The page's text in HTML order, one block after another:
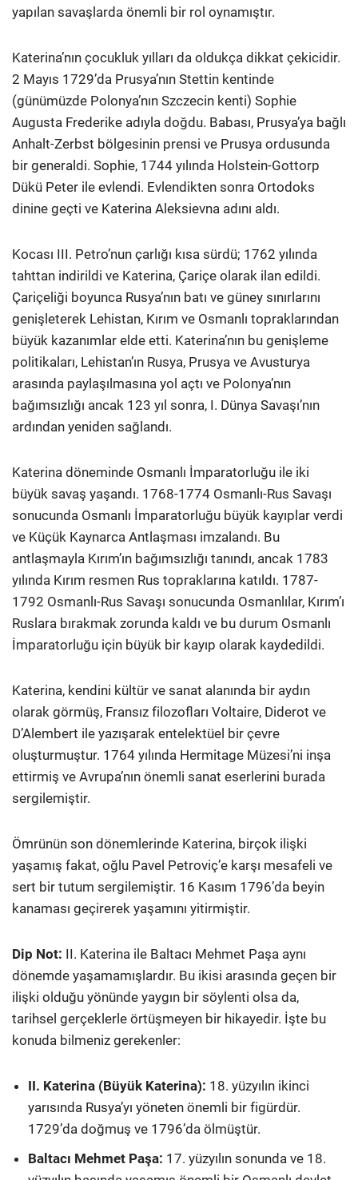
yapılan savaşlarda önemli bir rol oynamıştır.
Katerina’nın çocukluk yılları da oldukça dikkat çekicidir.
2 Mayıs 1729’da Prusya’nın Stettin kentinde
(günümüzde Polonya’nın Szczecin kenti) Sophie
Augusta Frederike adıyla doğdu. Babası, Prusya’ya bağlı
Anhalt-Zerbst bölgesinin prensi ve Prusya ordusunda
bir generaldi. Sophie, 1744 yılında Holstein-Gottorp
Dükü Peter ile evlendi. Evlendikten sonra Ortodoks
dinine geçti ve Katerina Aleksievna adını aldı.
Kocası III. Petro’nun çarlığı kısa sürdü; 1762 yılında
tahttan indirildi ve Katerina, Çariçe olarak ilan edildi.
Çariçeliği boyunca Rusya’nın batı ve güney sınırlarını
genişleterek Lehistan, Kırım ve Osmanlı topraklarından
büyük kazanımlar elde etti. Katerina’nın bu genişleme
politikaları, Lehistan’ın Rusya, Prusya ve Avusturya
arasında paylaşılmasına yol açtı ve Polonya’nın
bağımsızlığı ancak 123 yıl sonra, I. Dünya Savaşı’nın
ardından yeniden sağlandı.
Katerina döneminde Osmanlı İmparatorluğu ile iki
büyük savaş yaşandı. 1768-1774 Osmanlı-Rus Savaşı
sonucunda Osmanlı İmparatorluğu büyük kayıplar verdi
ve Küçük Kaynarca Antlaşması imzalandı. Bu
antlaşmayla Kırım’ın bağımsızlığı tanındı, ancak 1783
yılında Kırım resmen Rus topraklarına katıldı. 1787-
1792 Osmanlı-Rus Savaşı sonucunda Osmanlılar, Kırım’ı
Ruslara bırakmak zorunda kaldı ve bu durum Osmanlı
İmparatorluğu için büyük bir kayıp olarak kaydedildi.
Katerina, kendini kültür ve sanat alanında bir aydın
olarak görmüş, Fransız filozofları Voltaire, Diderot ve
D’Alembert ile yazışarak entelektüel bir çevre
oluşturmuştur. 1764 yılında Hermitage Müzesi’ni inşa
ettirmiş ve Avrupa’nın önemli sanat eserlerini burada
sergilemiştir.
Ömrünün son dönemlerinde Katerina, birçok ilişki
yaşamış fakat, oğlu Pavel Petroviç’e karşı mesafeli ve
sert bir tutum sergilemiştir. 16 Kasım 1796’da beyin
kanaması geçirerek yaşamını yitirmiştir.
Dip Not: II. Katerina ile Baltacı Mehmet Paşa aynı
dönemde yaşamamışlardır. Bu ikisi arasında geçen bir
ilişki olduğu yönünde yaygın bir söylenti olsa da,
tarihsel gerçeklerle örtüşmeyen bir hikayedir. İşte bu
konuda bilmeniz gerekenler:
II. Katerina (Büyük Katerina): 18. yüzyılın ikinci
yarısında Rusya’yı yöneten önemli bir figürdür.
1729’da doğmuş ve 1796’da ölmüştür.
Baltacı Mehmet Paşa: 17. yüzyılın sonunda ve 18.